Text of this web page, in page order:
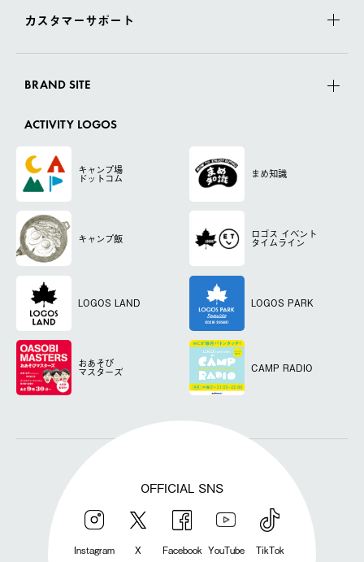
カスタマーサポート
BRAND SITE
ACTIVITY LOGOS
キャンプ場
ドットコム まめ知識
キャンプ飯 ロゴス イベント
タイムライン
LOGOS LAND LOGOS PARK
おあそび
マスターズ CAMP RADIO
OFFICIAL SNS
Instagram X Facebook YouTube TikTok